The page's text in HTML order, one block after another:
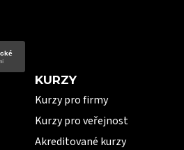
KURZY
Kurzy pro firmy
Kurzy pro veřejnost
Akreditované kurzy